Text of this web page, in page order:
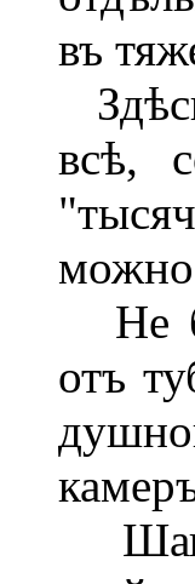
въ
всѣ,
Не
отъ